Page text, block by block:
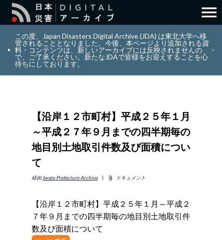
search 検索
layers コレクション
info_outline リソース
アバウト
ENGLISH 日本語
サインイン
menu
この度、Japan Disasters Digital Archive (JDA) は東北大学へ移
管されることとなりました。今後、本ページより追加される資
料・コンテンツは、新しいアーカイブには反映されませんの
で、ご了承ください。新たなJDAで皆様をお迎えすることを心
待ちにしております。
【沿岸１２市町村】平成２５年１月
～平成２７年９月までの四半期毎の
地目別土地取引件数及び面積につい
て
経由 Iwate Prefecture Archive attach_file ドキュメント
【沿岸１２市町村】平成２５年１月～平成２
７年９月までの四半期毎の地目別土地取引件
数及び面積について